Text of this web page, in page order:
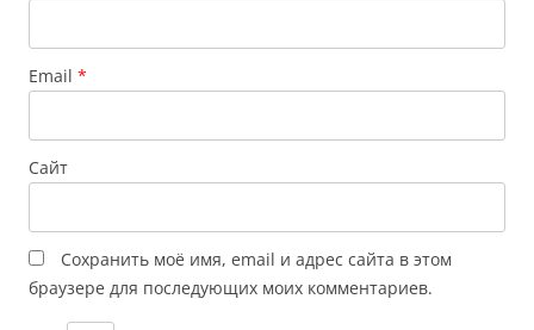
Email *
Сайт
Сохранить моё имя, email и адрес сайта в этом
браузере для последующих моих комментариев.